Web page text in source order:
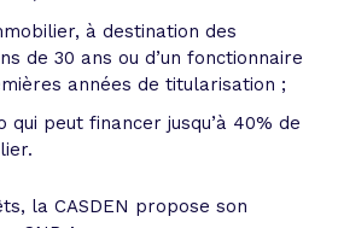
à destination des
de 30 ans ou d’un fonctionnaire
années de titularisation ;
peut financer jusqu’à 40% de
la CASDEN propose son